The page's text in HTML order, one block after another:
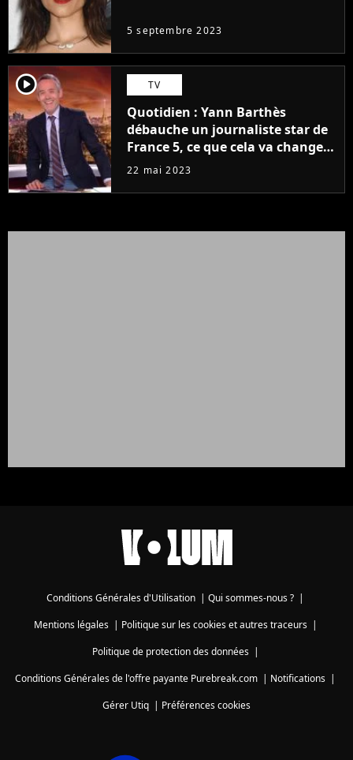
5 septembre 2023
player2 TV
Quotidien : Yann Barthès
débauche un journaliste star de
France 5, ce que cela va changer
à la rentrée
22 mai 2023
Conditions Générales d'Utilisation | Qui sommes-nous ? |
Mentions légales| Politique sur les cookies et autres traceurs|
Politique de protection des données|
Conditions Générales de l'offre payante Purebreak.com | Notifications |
Gérer Utiq | Préférences cookies